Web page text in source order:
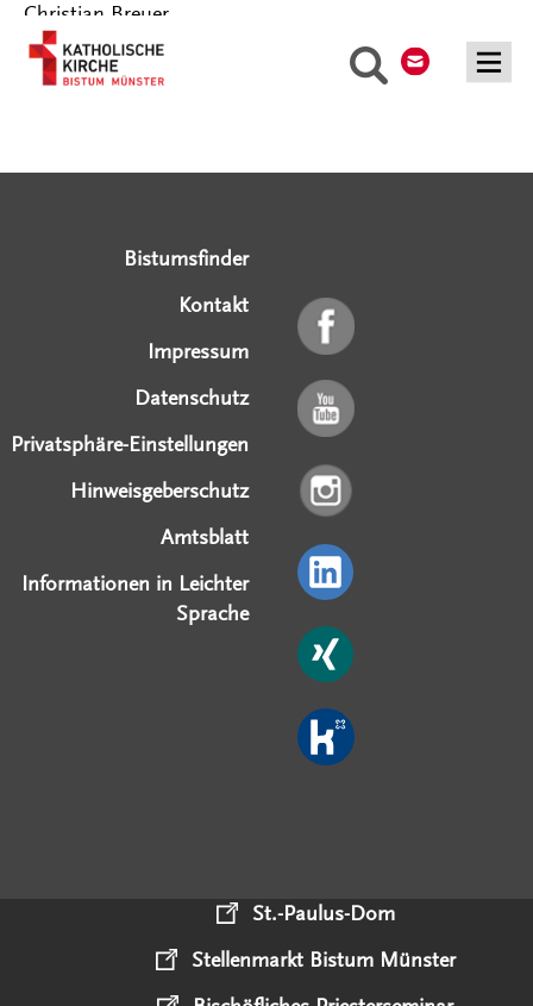
Suche
Christian Breuer
Bistumsfinder
Kontakt
Impressum
Datenschutz
Privatsphäre-Einstellungen
Hinweisgeberschutz
Amtsblatt
Informationen in Leichter
Sprache
St.-Paulus-Dom
Stellenmarkt Bistum Münster